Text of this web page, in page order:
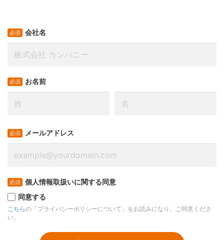
会社名
お名前
メールアドレス
個人情報取扱いに関する同意
同意する
こちらの「プライバシーポリシーについて」をお読みになり、ご同意くださ
い。